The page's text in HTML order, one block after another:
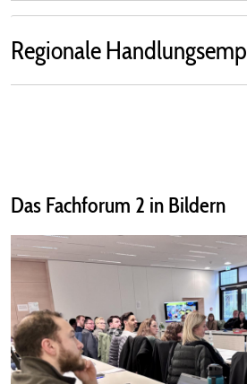
Regionale
Das Fachforum 2 in Bildern